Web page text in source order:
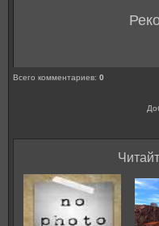
Всего комментариев:0